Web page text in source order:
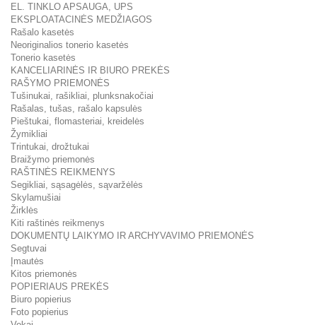
EL. TINKLO APSAUGA, UPS
EKSPLOATACINĖS MEDŽIAGOS
Rašalo kasetės
Neoriginalios tonerio kasetės
Tonerio kasetės
KANCELIARINĖS IR BIURO PREKĖS
RAŠYMO PRIEMONĖS
Tušinukai, rašikliai, plunksnakočiai
Rašalas, tušas, rašalo kapsulės
Pieštukai, flomasteriai, kreidelės
Žymikliai
Trintukai, drožtukai
Braižymo priemonės
RAŠTINĖS REIKMENYS
Segikliai, sąsagėlės, sąvaržėlės
Skylamušiai
Žirklės
Kiti raštinės reikmenys
DOKUMENTŲ LAIKYMO IR ARCHYVAVIMO PRIEMONĖS
Segtuvai
Įmautės
Kitos priemonės
POPIERIAUS PREKĖS
Biuro popierius
Foto popierius